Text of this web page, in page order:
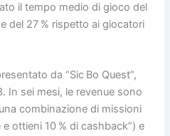
il tempo medio di gioco del
del 27 % rispetto ai giocatori
da “Sic Bo Quest”,
In sei mesi, le revenue sono
combinazione di missioni
ottieni 10 % di cashback”) e